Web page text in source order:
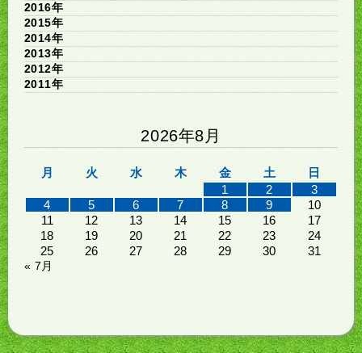
2016年
2015年
2014年
2013年
2012年
2011年
2026年8月
月 火 水 木 金 土
日
1
2
3
4
5 6 7 8 9
10
11
12 13 14 15 16
17
18
19 20 21 22 23
24
25
26 27 28 29 30 31
« 7月